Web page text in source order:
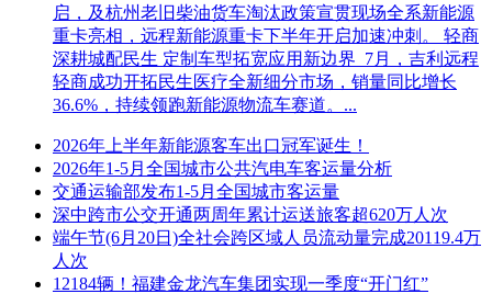
启，及杭州老旧柴油货车淘汰政策宣贯现场全系新能源
重卡亮相，远程新能源重卡下半年开启加速冲刺。 轻商
深耕城配民生 定制车型拓宽应用新边界 7月，吉利远程
轻商成功开拓民生医疗全新细分市场，销量同比增长
36.6%，持续领跑新能源物流车赛道。...
2026年上半年新能源客车出口冠军诞生！
2026年1-5月全国城市公共汽电车客运量分析
交通运输部发布1-5月全国城市客运量
深中跨市公交开通两周年累计运送旅客超620万人次
端午节(6月20日)全社会跨区域人员流动量完成20119.4万
人次
12184辆！福建金龙汽车集团实现一季度“开门红”